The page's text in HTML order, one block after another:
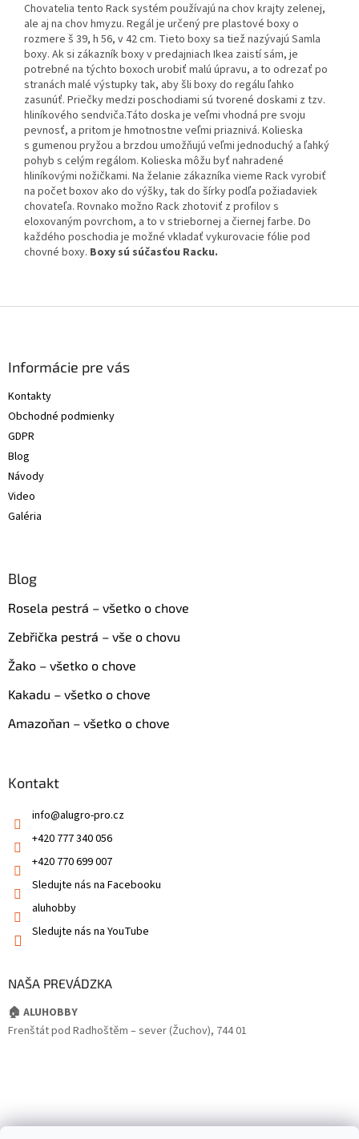
Chovatelia tento Rack systém používajú na chov krajty zelenej,
ale aj na chov hmyzu. Regál je určený pre plastové boxy o
rozmere š 39, h 56, v 42 cm. Tieto boxy sa tiež nazývajú Samla
boxy. Ak si zákazník boxy v predajniach Ikea zaistí sám, je
potrebné na týchto boxoch urobiť malú úpravu, a to odrezať po
stranách malé výstupky tak, aby šli boxy do regálu ľahko
zasunúť. Priečky medzi poschodiami sú tvorené doskami z tzv.
hliníkového sendviča.Táto doska je veľmi vhodná pre svoju
pevnosť, a pritom je hmotnostne veľmi priaznivá. Kolieska
s gumenou pryžou a brzdou umožňujú veľmi jednoduchý a ľahký
pohyb s celým regálom. Kolieska môžu byť nahradené
hliníkovými nožičkami. Na želanie zákazníka vieme Rack vyrobiť
na počet boxov ako do výšky, tak do šírky podľa požiadaviek
chovateľa. Rovnako možno Rack zhotoviť z profilov s
eloxovaným povrchom, a to v striebornej a čiernej farbe. Do
každého poschodia je možné vkladať vykurovacie fólie pod
chovné boxy. Boxy sú súčasťou Racku.
Informácie pre vás
Kontakty
Obchodné podmienky
GDPR
Blog
Návody
Video
Galéria
Blog
Rosela pestrá – všetko o chove
Zebřička pestrá – vše o chovu
Žako – všetko o chove
Kakadu – všetko o chove
Amazoňan – všetko o chove
Kontakt
info@alugro-pro.cz
+420 777 340 056
+420 770 699 007
Sledujte nás na Facebooku
aluhobby
Sledujte nás na YouTube
NAŠA PREVÁDZKA
🏠 ALUHOBBY
Frenštát pod Radhoštěm – sever (Žuchov), 744 01